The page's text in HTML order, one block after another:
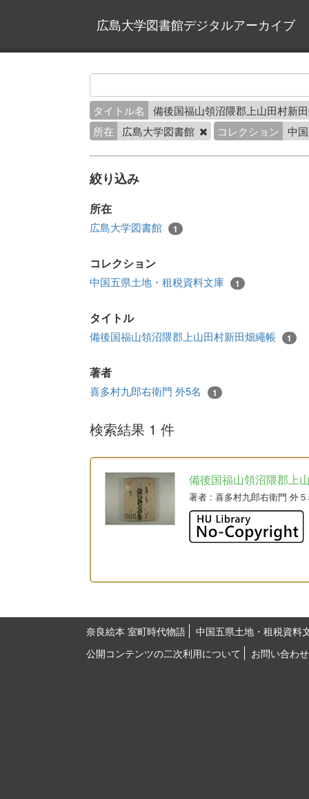
広島大学図書館デジタルアーカイブ
タイトル名
備後国福山領沼隈郡上山田村新
所在
広島大学図書館 コレクション 中
絞り込み
所在
広島大学図書館 1
コレクション
中国五県土地・租税資料文庫 1
タイトル
備後国福山領沼隈郡上山田村新田畑繩帳 1
著者
喜多村九郎右衛門 外5名 1
検索結果 1 件
備後国福山領沼隈郡上
著者 : 喜多村九郎右衛門 外
奈良絵本 室町時代物語
中国五県土地・租税資料
公開コンテンツの二次利用について
お問い合わせ